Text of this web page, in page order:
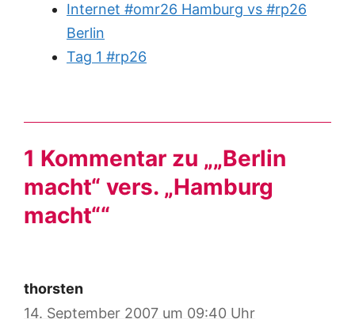
Internet #omr26 Hamburg vs #rp26
Berlin
Tag 1 #rp26
1 Kommentar zu „„Berlin
macht“ vers. „Hamburg
macht““
thorsten
14. September 2007 um 09:40 Uhr